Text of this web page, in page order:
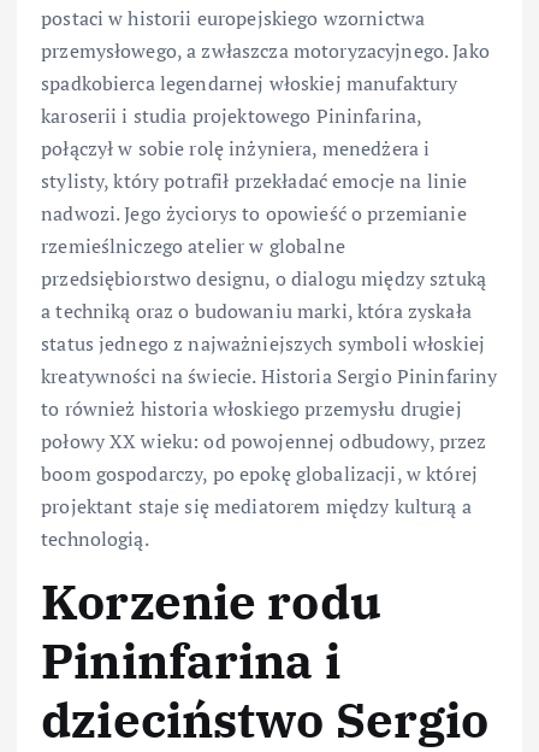
postaci w historii europejskiego wzornictwa
przemysłowego, a zwłaszcza motoryzacyjnego. Jako
spadkobierca legendarnej włoskiej manufaktury
karoserii i studia projektowego Pininfarina,
połączył w sobie rolę inżyniera, menedżera i
stylisty, który potrafił przekładać emocje na linie
nadwozi. Jego życiorys to opowieść o przemianie
rzemieślniczego atelier w globalne
przedsiębiorstwo designu, o dialogu między sztuką
a techniką oraz o budowaniu marki, która zyskała
status jednego z najważniejszych symboli włoskiej
kreatywności na świecie. Historia Sergio Pininfariny
to również historia włoskiego przemysłu drugiej
połowy XX wieku: od powojennej odbudowy, przez
boom gospodarczy, po epokę globalizacji, w której
projektant staje się mediatorem między kulturą a
technologią.
Korzenie rodu
Pininfarina i
dzieciństwo Sergio